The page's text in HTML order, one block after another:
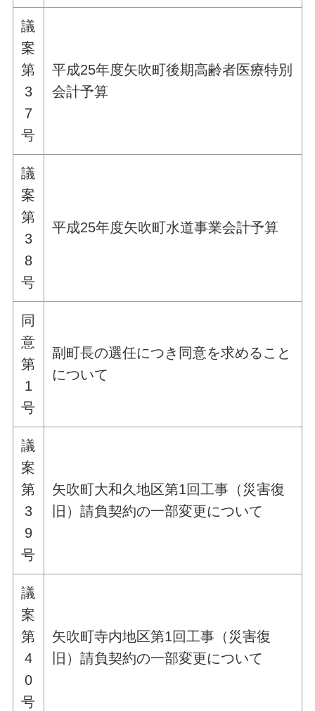
議
案
第
3
7
号
平成25年度矢吹町後期高齢者医療特別
会計予算
議
案
第
3
8
号
平成25年度矢吹町水道事業会計予算
同
意
第
1
号
副町長の選任につき同意を求めること
について
議
案
第
3
9
号
矢吹町大和久地区第1回工事（災害復
旧）請負契約の一部変更について
議
案
第
4
0
号
矢吹町寺内地区第1回工事（災害復
旧）請負契約の一部変更について